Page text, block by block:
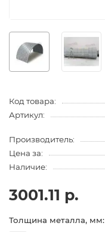
Код товара:
Артикул:
Производитель:
Цена за:
Наличие:
3001.11 р.
Толщина металла, мм: